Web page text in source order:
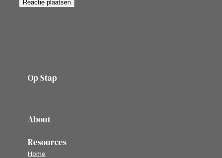
Op Stap
About
Resources
Home